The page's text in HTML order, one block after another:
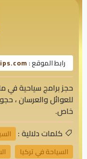
رابط الموقع :
حجز برامج سياحية في
للعوائل والعرسان ،
خاص.
كلمات دلالية :
السياحة في تركيا